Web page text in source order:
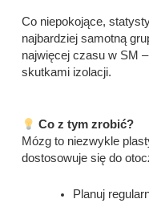
Co niepokojące,
najbardziej samotną
najwięcej czasu w SM
skutkami izolacji.
Co z tym zrobić?
Mózg to niezwykle
dostosowuje się do
Planuj